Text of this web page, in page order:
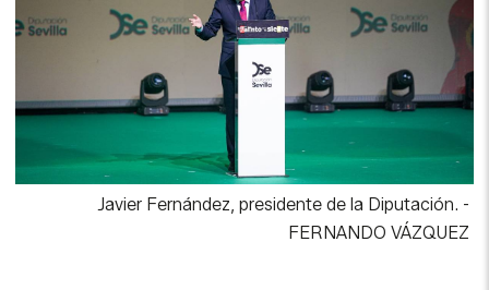
Javier Fernández, presidente de la Diputación. -
FERNANDO VÁZQUEZ